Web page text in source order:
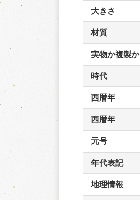
大きさ
材質
実物か複製か
時代
西暦年
西暦年
元号
年代表記
地理情報